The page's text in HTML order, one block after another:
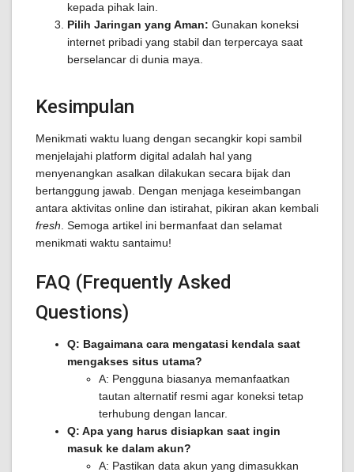
kepada pihak lain.
Pilih Jaringan yang Aman: Gunakan koneksi
internet pribadi yang stabil dan terpercaya saat
berselancar di dunia maya.
Kesimpulan
Menikmati waktu luang dengan secangkir kopi sambil
menjelajahi platform digital adalah hal yang
menyenangkan asalkan dilakukan secara bijak dan
bertanggung jawab. Dengan menjaga keseimbangan
antara aktivitas online dan istirahat, pikiran akan kembali
fresh . Semoga artikel ini bermanfaat dan selamat
menikmati waktu santaimu!
FAQ (Frequently Asked
Questions)
Q: Bagaimana cara mengatasi kendala saat
mengakses situs utama?
A: Pengguna biasanya memanfaatkan
tautan alternatif resmi agar koneksi tetap
terhubung dengan lancar.
Q: Apa yang harus disiapkan saat ingin
masuk ke dalam akun?
A: Pastikan data akun yang dimasukkan